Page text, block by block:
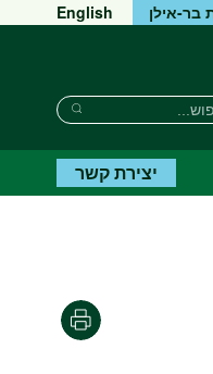
בר-אילן English
Search
יצירת קשר
הדפסה